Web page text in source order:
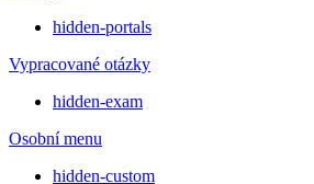
hidden-portals
Vypracované otázky
hidden-exam
Osobní menu
hidden-custom